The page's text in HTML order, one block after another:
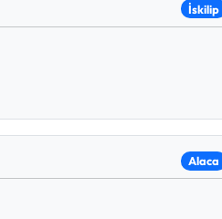
İskilip
Alaca